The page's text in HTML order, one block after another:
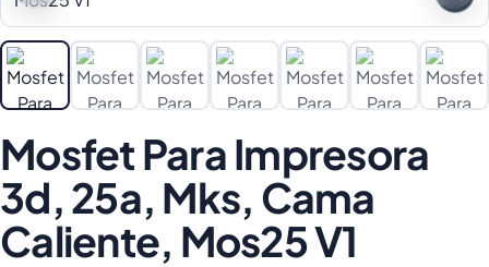
Mosfet Para Impresora
3d, 25a, Mks, Cama
Caliente, Mos25 V1